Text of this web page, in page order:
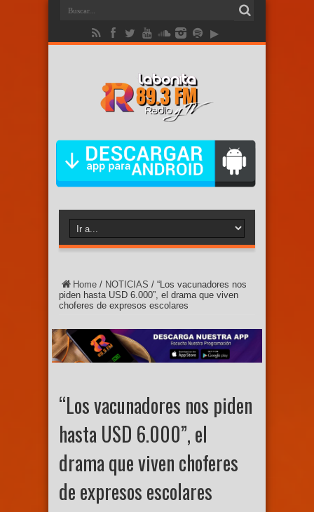
Home / NOTICIAS / “Los vacunadores nos
piden hasta USD 6.000”, el drama que viven
choferes de expresos escolares
“Los vacunadores nos piden
hasta USD 6.000”, el
drama que viven choferes
de expresos escolares